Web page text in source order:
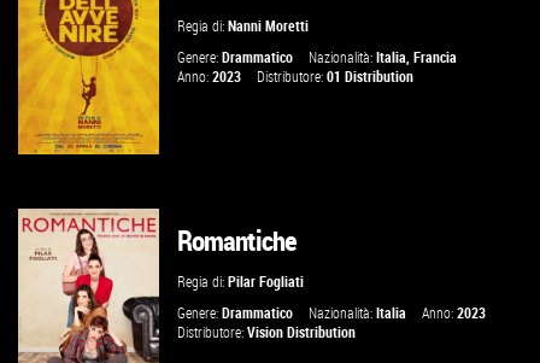
VAI ALLA SCHEDA
GUARDA IL TRAILER
VAI ALLA SCHEDA
Regia di:Nanni Moretti
Genere:Drammatico Nazionalità:Italia ,Francia
Anno:2023 Distributore:01 Distribution
Romantiche
Regia di:Pilar Fogliati
Genere:Drammatico Nazionalità:Italia Anno:2023
Distributore:Vision Distribution